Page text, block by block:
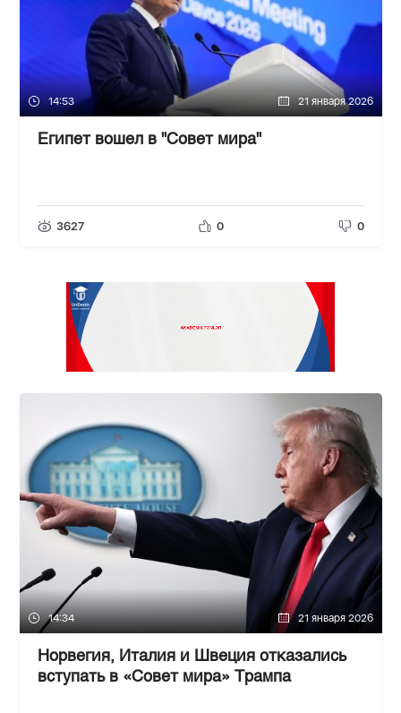
14:53 21 января 2026
Египет вошел в "Совет мира"
3627 0 0
14:34 21 января 2026
Норвегия, Италия и Швеция отказались
вступать в «Совет мира» Трампа